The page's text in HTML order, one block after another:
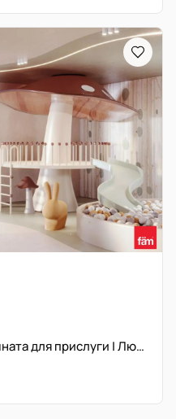
Приватный бассейн | 2+Комната для прислуги | Люкс | Arjan